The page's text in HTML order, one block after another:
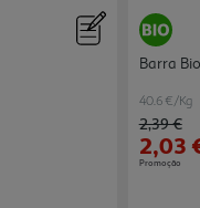
Barra
40.6 €/Kg
Price
2,39 €to
2,03
Promoção